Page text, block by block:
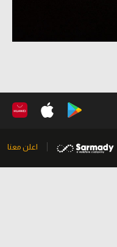
اعلن معنا